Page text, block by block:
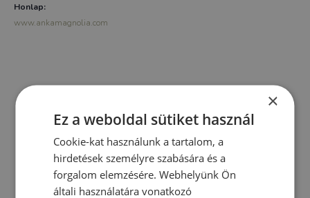
Honlap:
www.ankamagnolia.com
×
Ez a weboldal sütiket használ
Cookie-kat használunk a tartalom, a
hirdetések személyre szabására és a
forgalom elemzésére. Webhelyünk Ön
általi használatára vonatkozó